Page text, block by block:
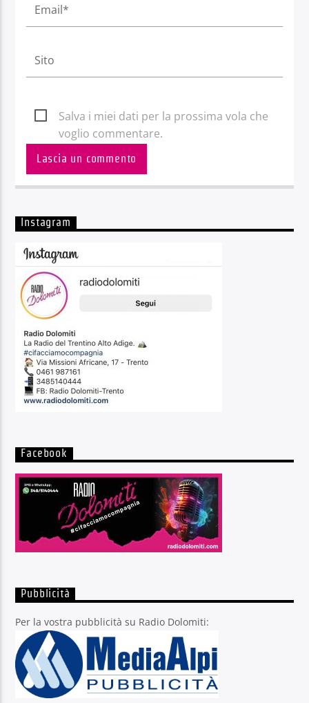
Salva i miei dati per la prossima vola che
voglio commentare.
Instagram
Facebook
Pubblicità
Per la vostra pubblicità su Radio Dolomiti: